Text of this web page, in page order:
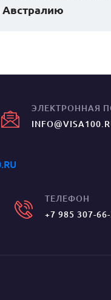
Австралию
ЭЛЕКТРОННАЯ
ТЕЛЕФОН
+7 985 307-